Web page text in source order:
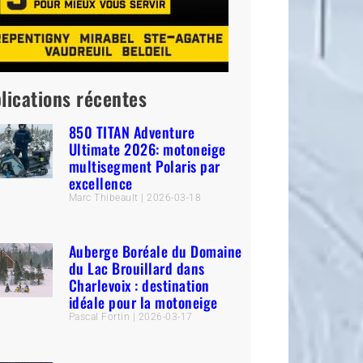
récentes
850 TITAN Adventure
Ultimate 2026: motoneige
multisegment Polaris par
excellence
Marc Thibeault 2026-03-18
Auberge Boréale du Domaine
du Lac Brouillard dans
Charlevoix : destination
idéale pour la motoneige
Pascal Fortin 2026-03-17